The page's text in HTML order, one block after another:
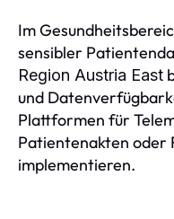
Im
sensibler
Region Austria East
und
Plattformen für
Patientenakten oder
implementieren.